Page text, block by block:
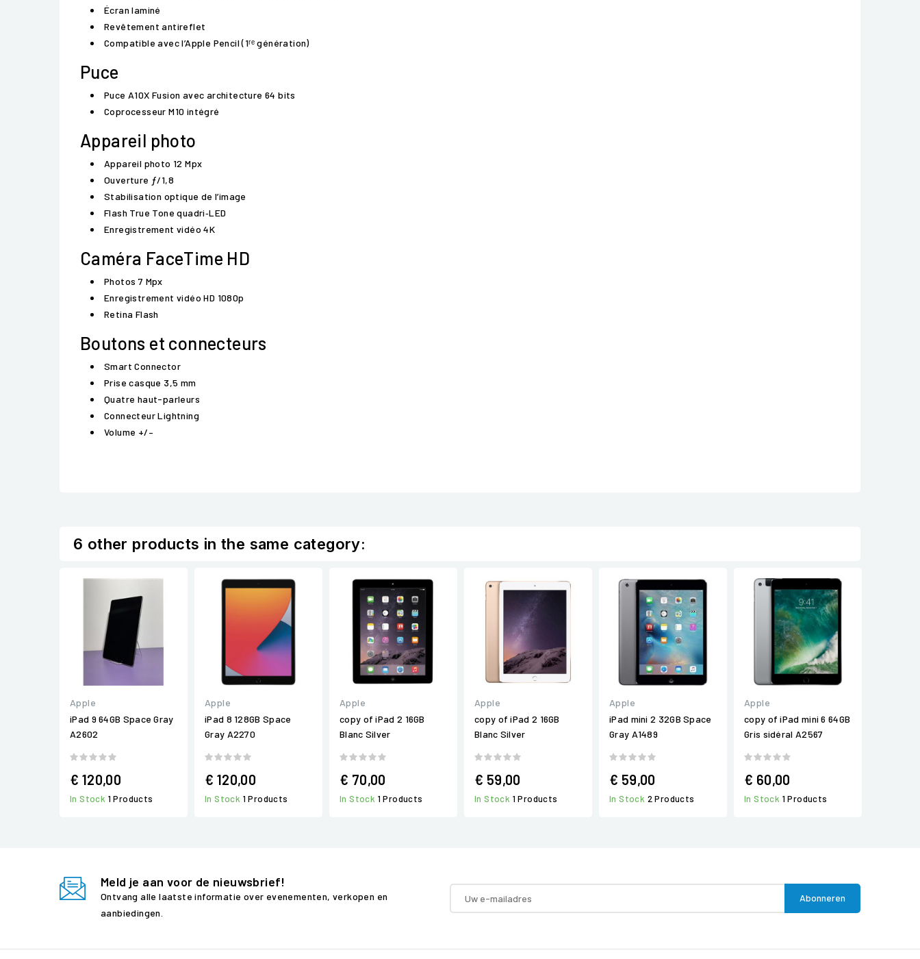
Écran laminé
Revêtement antireflet
Compatible avec l’Apple Pencil (1ʳᵉ génération)
Puce
Puce A10X Fusion avec architecture 64 bits
Coprocesseur M10 intégré
Appareil photo
Appareil photo 12 Mpx
Ouverture ƒ/1,8
Stabilisation optique de l’image
Flash True Tone quadri‑LED
Enregistrement vidéo 4K
Caméra FaceTime HD
Photos 7 Mpx
Enregistrement vidéo HD 1080p
Retina Flash
Boutons et connecteurs
Smart Connector
Prise casque 3,5 mm
Quatre haut-parleurs
Connecteur Lightning
Volume +/–
6 other products in the same category:
Apple
iPad 9 64GB Space Gray
A2602
€ 120,00
In Stock 1 Products
Apple
iPad 8 128GB Space
Gray A2270
€ 120,00
In Stock 1 Products
Apple
copy of iPad 2 16GB
Blanc Silver
€ 70,00
In Stock 1 Products
Apple
copy of iPad 2 16GB
Blanc Silver
€ 59,00
In Stock 1 Products
Apple
iPad mini 2 32GB Space
Gray A1489
€ 59,00
In Stock 2 Products
Apple
copy of iPad mini 6 64GB
Gris sidéral A2567
€ 60,00
In Stock 1 Products
Meld je aan voor de nieuwsbrief!
Ontvang alle laatste informatie over evenementen, verkopen en
aanbiedingen.